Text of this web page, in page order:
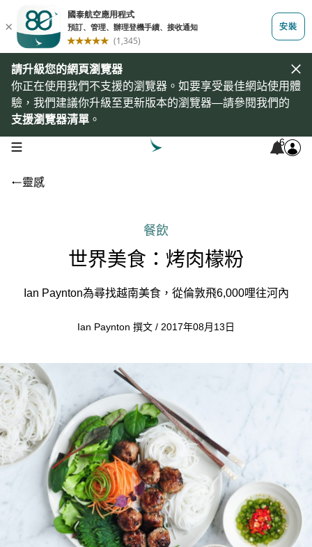
請升級您的網頁瀏覽器
你正在使用我們不支援的瀏覽器。如要享受最佳網站使用體
驗，我們建議你升級至更新版本的瀏覽器—請參閱我們的
支援瀏覽器清單 。
open navigation menu 6
靈感
餐飲
世界美食：烤肉檬粉
Ian Paynton為尋找越南美食，從倫敦飛6,000哩往河內
Ian Paynton 撰文 / 2017年08月13日